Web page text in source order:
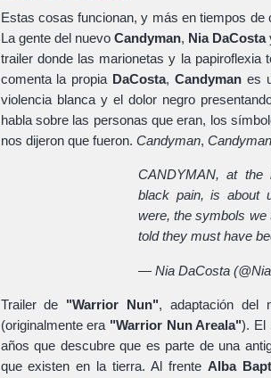
Estas cosas funcionan, y más en tiempos
La gente del nuevo Candyman, Nia DaCosta
trailer donde las marionetas y la papiroflexia
comenta la propia DaCosta,Candyman es
violencia blanca y el dolor negro
habla sobre las personas que eran, los
nos dijeron que fueron. Candyman, Candyman
CANDYMAN, at the
black pain, is about
were, the symbols we
told they must have
— Nia DaCosta
Trailer de "Warrior Nun", adaptación del
(originalmente era "Warrior Nun Areala"). El
años que descubre que es parte de una
que existen en la tierra. Al frenteAlba